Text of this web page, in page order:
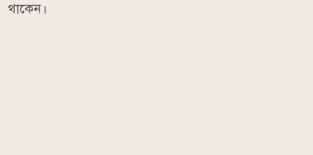
থাকেন।